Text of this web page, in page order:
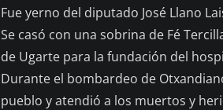
Fue yerno del diputado José Llano
Se casó con una sobrina de Fé
de Ugarte para la fundación del
Durante el bombardeo de
pueblo y atendió a los muertos y